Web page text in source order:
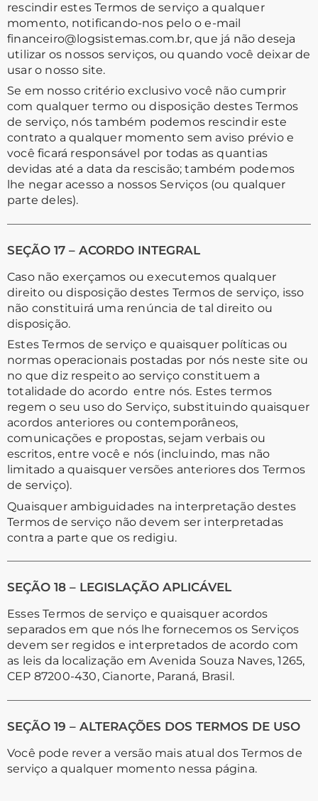
rescindir estes Termos de serviço a qualquer
momento, notificando-nos pelo o e-mail
financeiro@logsistemas.com.br, que já não deseja
utilizar os nossos serviços, ou quando você deixar de
usar o nosso site.
Se em nosso critério exclusivo você não cumprir
com qualquer termo ou disposição destes Termos
de serviço, nós também podemos rescindir este
contrato a qualquer momento sem aviso prévio e
você ficará responsável por todas as quantias
devidas até a data da rescisão; também podemos
lhe negar acesso a nossos Serviços (ou qualquer
parte deles).
SEÇÃO 17 – ACORDO INTEGRAL
Caso não exerçamos ou executemos qualquer
direito ou disposição destes Termos de serviço, isso
não constituirá uma renúncia de tal direito ou
disposição.
Estes Termos de serviço e quaisquer políticas ou
normas operacionais postadas por nós neste site ou
no que diz respeito ao serviço constituem a
totalidade do acordo entre nós. Estes termos
regem o seu uso do Serviço, substituindo quaisquer
acordos anteriores ou contemporâneos,
comunicações e propostas, sejam verbais ou
escritos, entre você e nós (incluindo, mas não
limitado a quaisquer versões anteriores dos Termos
de serviço).
Quaisquer ambiguidades na interpretação destes
Termos de serviço não devem ser interpretadas
contra a parte que os redigiu.
SEÇÃO 18 – LEGISLAÇÃO APLICÁVEL
Esses Termos de serviço e quaisquer acordos
separados em que nós lhe fornecemos os Serviços
devem ser regidos e interpretados de acordo com
as leis da localização em Avenida Souza Naves, 1265,
CEP 87200-430, Cianorte, Paraná, Brasil.
SEÇÃO 19 – ALTERAÇÕES DOS TERMOS DE USO
Você pode rever a versão mais atual dos Termos de
serviço a qualquer momento nessa página.